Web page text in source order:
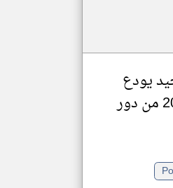
يودع
كأس إفريقيا 2025 من دور